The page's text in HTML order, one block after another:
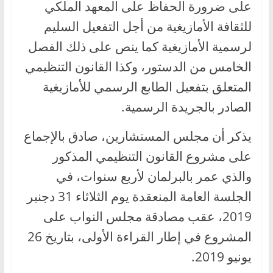
على ضرورة الحفاظ على المعهد الملكي
للثقافة الأمازيغية من أجل التفعيل السليم
لرسمية الأمازيغية كما ينص على ذلك الفصل
الخامس من الدستور، وكذا القانون التنظيمي
المتعلق بتفعيل الطابع الرسمي للأمازيغية
الصادر بالجريدة الرسمية.
يذكر أن مجلس المستشارين، صادق بالإجماع
على مشروع القانون التنظيمي المذكور
والذي عمر بالبرلمان لأربع سنوات، في
الجلسة العامة المنعقدة يوم الثلاثاء 31 دجنبر
2019، عقب مصادقة مجلس النواب على
المشروع في إطار القراءة الأولى، بتاريخ 26
يونيو 2019.